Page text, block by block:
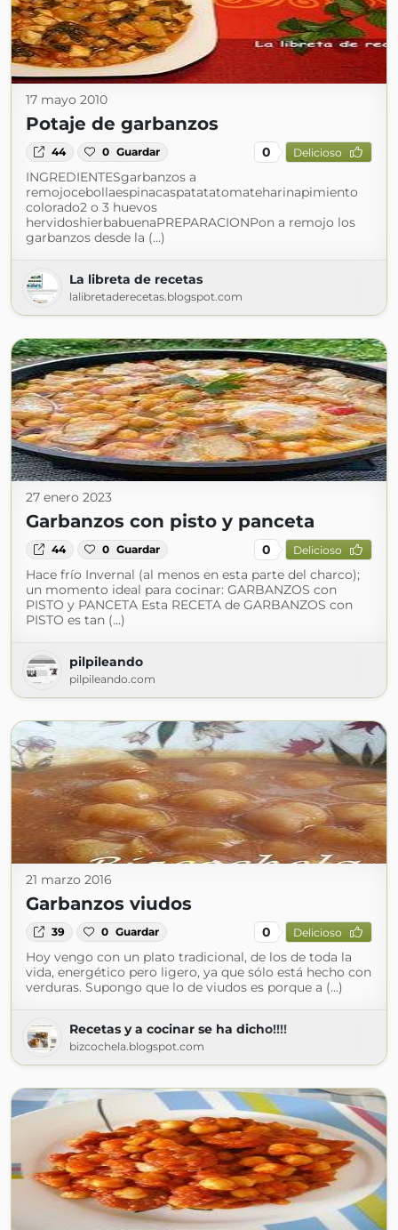
17 mayo 2010
Potaje de garbanzos
44 0 Guardar 0 Delicioso
INGREDIENTESgarbanzos a
remojocebollaespinacaspatatatomateharinapimiento
colorado2 o 3 huevos
hervidoshierbabuenaPREPARACIONPon a remojo los
garbanzos desde la (...)
La libreta de recetas
lalibretaderecetas.blogspot.com
27 enero 2023
Garbanzos con pisto y panceta
44 0 Guardar 0 Delicioso
Hace frío Invernal (al menos en esta parte del charco);
un momento ideal para cocinar: GARBANZOS con
PISTO y PANCETA Esta RECETA de GARBANZOS con
PISTO es tan (...)
pilpileando
pilpileando.com
21 marzo 2016
Garbanzos viudos
39 0 Guardar 0 Delicioso
Hoy vengo con un plato tradicional, de los de toda la
vida, energético pero ligero, ya que sólo está hecho con
verduras. Supongo que lo de viudos es porque a (...)
Recetas y a cocinar se ha dicho!!!!
bizcochela.blogspot.com